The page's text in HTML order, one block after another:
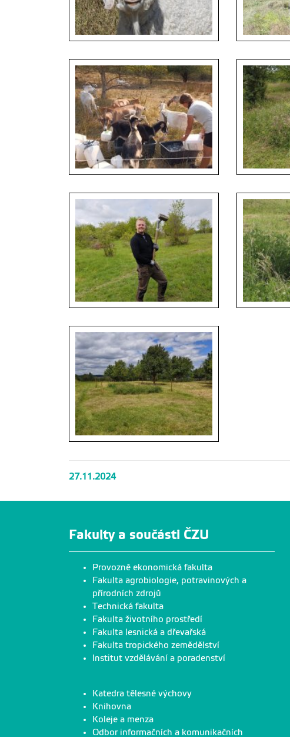
27.11.2024
Fakulty a součásti ČZU
Provozně ekonomická fakulta
Fakulta agrobiologie, potravinových a
přírodních zdrojů
Technická fakulta
Fakulta životního prostředí
Fakulta lesnická a dřevařská
Fakulta tropického zemědělství
Institut vzdělávání a poradenství
Katedra tělesné výchovy
Knihovna
Koleje a menza
Odbor informačních a komunikačních